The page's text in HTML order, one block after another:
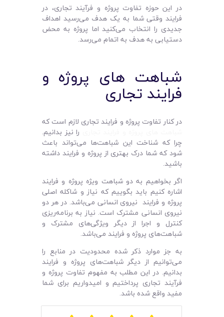
در این حوزه تفاوت پروژه و فرآیند تجاری، در
فرایند وقتی شما به یک هدف می‌رسید اهداف
جدیدی را انتخاب می‌کنید اما پروژه به محض
دستیابی به هدف به اتمام می‌رسد.
شباهت های پروژه و
فرایند تجاری
در کنار تفاوت پروژه و فرایند تجاری لازم است که
را نیز بدانیم.
چرا که شناخت این شباهت‌ها می‌تواند باعث
شود که شما درک بهتری از پروژه و فرایند داشته
باشید.
اگر بخواهیم به دو شباهت ویژه پروژه و فرایند
اشاره کنیم باید بگوییم که نیاز و شاکله اصلی
پروژه و فرایند نیروی انسانی می‌باشد. در هر دو
نیروی انسانی مشترک است. نیاز به برنامه‌ریزی
کنترل و اجرا از دیگر ویژگی‌های مشترک و
شباهت‌های پروژه و فرایند می‌باشد.
به جز موارد ذکر شده محدودیت در منابع را
می‌توانیم از دیگر شباهت‌های پروژه و فرایند
بدانیم. در این مطلب به مفهوم تفاوت پروژه و
فرآیند تجاری پرداختیم و امیدواریم برای شما
مفید واقع شده باشد.